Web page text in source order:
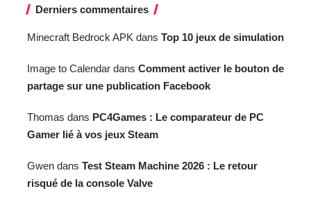
Derniers commentaires
Minecraft Bedrock APK dans Top 10 jeux de simulation
Image to Calendar dans Comment activer le bouton de
partage sur une publication Facebook
Thomas dans PC4Games : Le comparateur de PC
Gamer lié à vos jeux Steam
Gwen dans Test Steam Machine 2026 : Le retour
risqué de la console Valve